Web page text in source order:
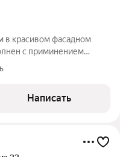
в красивом фасадном
с приминением
никто не жил.
санузел раздельный.
Написать